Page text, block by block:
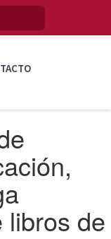
libros de